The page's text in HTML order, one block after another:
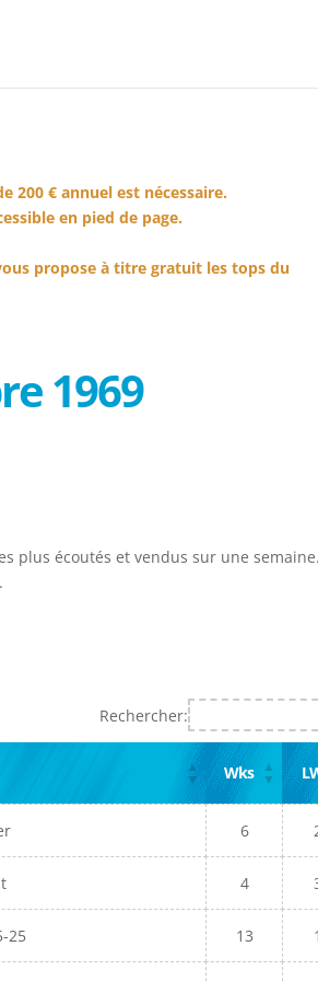
200 € annuel est nécessaire.
en pied de page.
propose à titre gratuit les tops du
1969
plus écoutés et vendus sur une
Rechercher:
Wks
6
4
25 13 1